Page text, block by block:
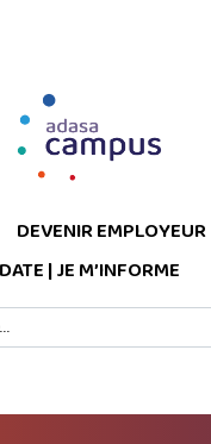
DEVENIR EMPLOYEUR
| JE M’INFORME